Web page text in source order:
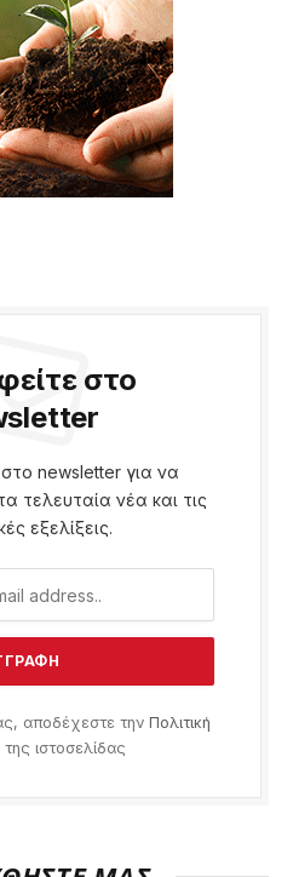
στο
newsletter για να
τελευταία νέα και τις
εξελίξεις.
αποδέχεστε την Πολιτική
της ιστοσελίδας